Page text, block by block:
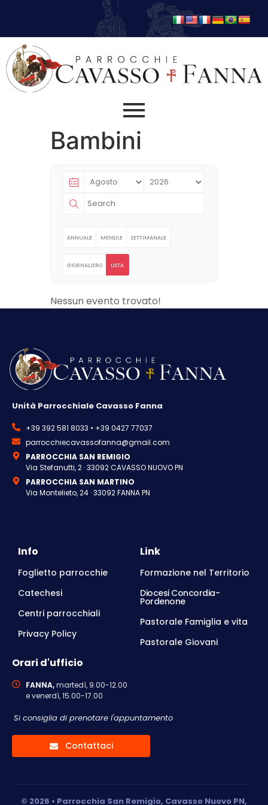
Bambini
ANNUALE MENSILE SETTIMANALE
GIORNALIERO LISTA
Nessun evento trovato!
Unità Parrocchiale Cavasso Fanna
+39 392 581 8033 • +39 0427 77037
parrocchiecavassofanna@gmail.com
PARROCCHIA SAN REMIGIO
Via Stefanutti, 2 · 33092 CAVASSO NUOVO PN
PARROCCHIA SAN MARTINO
Via Montelieto, 24 · 33092 FANNA PN
Info
Foglietto parrocchie
Catechesi
Centri parrocchiali
Privacy Policy
Link
Formazione nel Territorio
Diocesi Concordia-
Pordenone
Pastorale Famiglia e vita
Pastorale Giovani
Orari d'ufficio
FANNA,martedì, 9.00-12.00
e venerdì, 15.00-17.00
Si consiglia di prenotare l'appuntamento
Contattaci
© 2026 • Parrocchia San Remigio, Cavasso Nuovo PN,